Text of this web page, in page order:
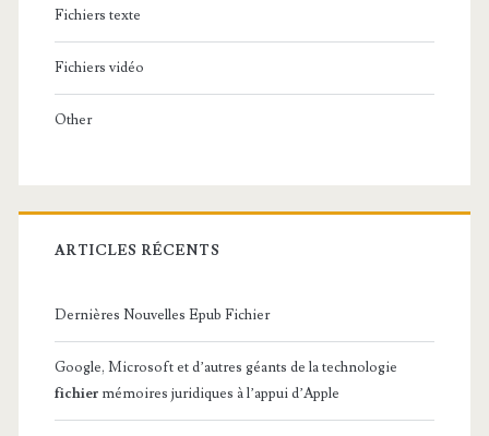
Fichiers texte
Fichiers vidéo
Other
ARTICLES RÉCENTS
Dernières Nouvelles Epub Fichier
Google, Microsoft et d’autres géants de la technologie
fichier mémoires juridiques à l’appui d’Apple